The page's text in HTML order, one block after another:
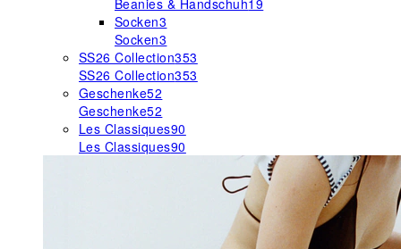
Beanies & Handschuh19
Socken3
Socken3
SS26 Collection353
SS26 Collection353
Geschenke52
Geschenke52
Les Classiques90
Les Classiques90